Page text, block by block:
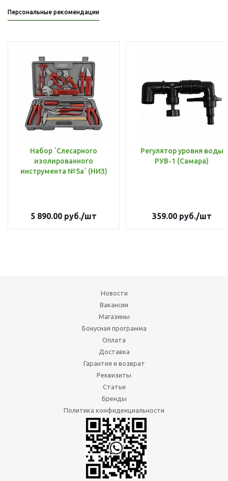
Персональные рекомендации
Набор `Слесарного
изолированного
инструмента №5а` (НИЗ)
5 890.00 руб./шт
Регулятор уровня воды
РУВ-1 (Самара)
359.00руб./шт
Новости
Вакансии
Магазины
Бонусная программа
Оплата
Доставка
Гарантия и возврат
Реквизиты
Статьи
Бренды
Политика конфиденциальности